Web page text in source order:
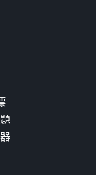
|
|
|